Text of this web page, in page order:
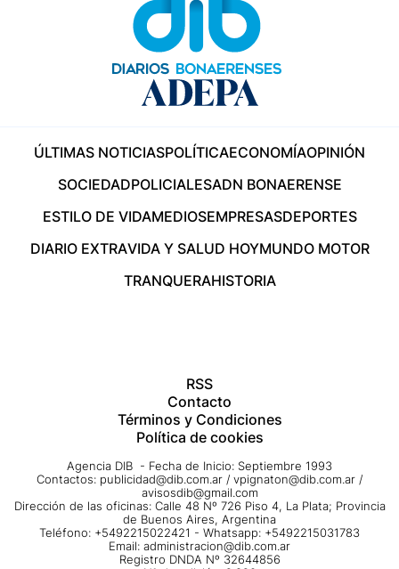
ÚLTIMAS NOTICIASPOLÍTICAECONOMÍAOPINIÓN
SOCIEDADPOLICIALESADN BONAERENSE
ESTILO DE VIDAMEDIOSEMPRESASDEPORTES
DIARIO EXTRAVIDA Y SALUD HOYMUNDO MOTOR
TRANQUERAHISTORIA
RSS
Contacto
Términos y Condiciones
Política de cookies
Agencia DIB - Fecha de Inicio: Septiembre 1993
Contactos: publicidad@dib.com.ar / vpignaton@dib.com.ar /
avisosdib@gmail.com
Dirección de las oficinas: Calle 48 Nº 726 Piso 4, La Plata; Provincia
de Buenos Aires, Argentina
Teléfono: +5492215022421 - Whatsapp: +5492215031783
Email: administracion@dib.com.ar
Registro DNDA Nº 32644856